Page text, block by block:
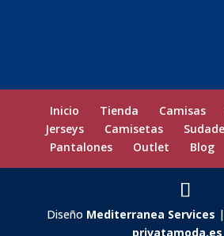
Inicio Tienda Camisas
Jerseys
Camisetas
Pantalones
Outlet Blog
Diseño Mediterranea Services
privatamoda.es